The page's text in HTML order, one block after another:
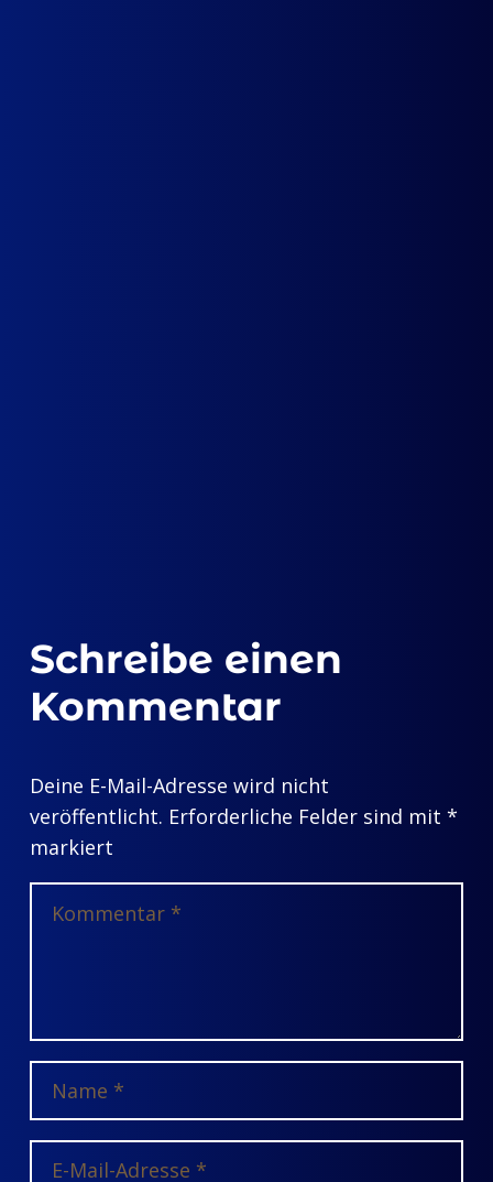
Schreibe einen
Kommentar
Deine E-Mail-Adresse wird nicht
veröffentlicht. Erforderliche Felder sind mit *
markiert